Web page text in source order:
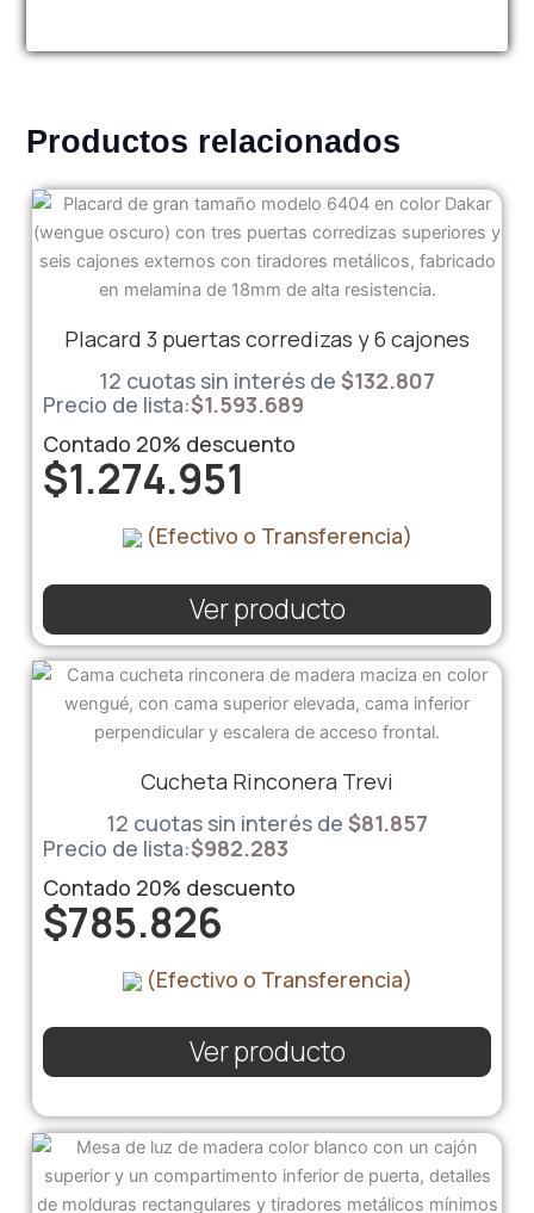
Productos relacionados
Placard 3 puertas corredizas y 6 cajones
12 cuotas sin interés de $132.807
Precio de lista:$1.593.689
Contado 20% descuento
$1.274.951
(Efectivo o Transferencia)
Ver producto
Cucheta Rinconera Trevi
12 cuotas sin interés de $81.857
Precio de lista:$982.283
Contado 20% descuento
$785.826
(Efectivo o Transferencia)
Ver producto